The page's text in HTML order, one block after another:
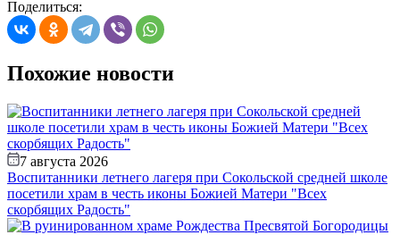
Поделиться:
Похожие новости
7 августа 2026
Воспитанники летнего лагеря при Сокольской средней школе
посетили храм в честь иконы Божией Матери "Всех
скорбящих Радость"